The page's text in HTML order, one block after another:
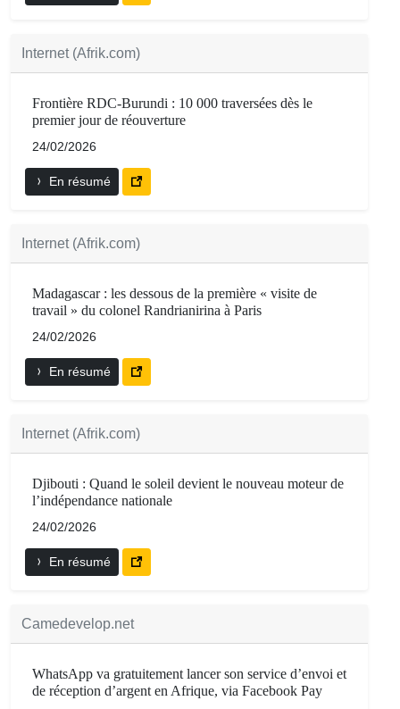
Internet (Afrik.com)
Frontière RDC-Burundi : 10 000 traversées dès le
premier jour de réouverture
24/02/2026
En résumé
Internet (Afrik.com)
Madagascar : les dessous de la première « visite de
travail » du colonel Randrianirina à Paris
24/02/2026
En résumé
Internet (Afrik.com)
Djibouti : Quand le soleil devient le nouveau moteur de
l’indépendance nationale
24/02/2026
En résumé
Camedevelop.net
WhatsApp va gratuitement lancer son service d’envoi et
de réception d’argent en Afrique, via Facebook Pay